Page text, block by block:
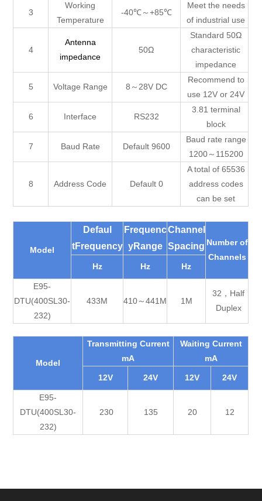
3
Working
Temperature
-40℃～+85℃
Meet the needs
of industrial use
4
Antenna
impedance
50Ω
Standard 50Ω
characteristic
impedance
5 Voltage Range 8～28V DC
Recommend to
use 12V or 24V
6 Interface RS232
3.81 terminal
block
7 Baud Rate Default 9600
Baud rate range
1200～115200
8 Address Code Default 0
A total of 65536
address codes
can be set
Model
Defaul
tFrequency
Frequenc
yRange
Channel
Spacing Number of
Channels
Hz
Hz Hz
E95-
DTU(400SL30-
232)
433M 410～441M 1M
32，Half
Duplex
Model
Transmitting Current
mA
Waiting Current
mA
12V 24V 12V 24V
E95-
DTU(400SL30-
232)
230 135 20 12